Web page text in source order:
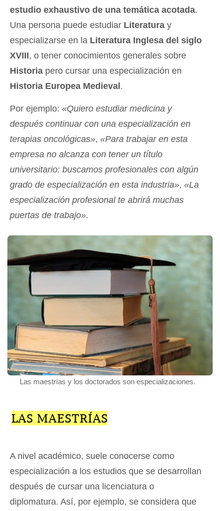
estudio exhaustivo de una temática acotada.
Una persona puede estudiar Literatura y
especializarse en la Literatura Inglesa del siglo
XVIII, o tener conocimientos generales sobre
Historia pero cursar una especialización en
Historia Europea Medieval .
Por ejemplo: «Quiero estudiar medicina y
después continuar con una especialización en
terapias oncológicas», «Para trabajar en esta
empresa no alcanza con tener un título
universitario: buscamos profesionales con algún
grado de especialización en esta industria», «La
especialización profesional te abrirá muchas
puertas de trabajo».
Las maestrías y los doctorados son especializaciones.
LAS MAESTRÍAS
A nivel académico, suele conocerse como
especialización a los estudios que se desarrollan
después de cursar una licenciatura o
diplomatura. Así, por ejemplo, se considera que